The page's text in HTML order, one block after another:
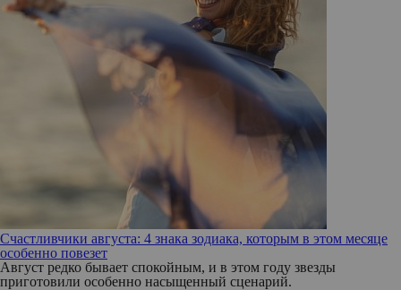
Счастливчики августа: 4 знака зодиака, которым в этом месяце
особенно повезет
Август редко бывает спокойным, и в этом году звезды
приготовили особенно насыщенный сценарий.